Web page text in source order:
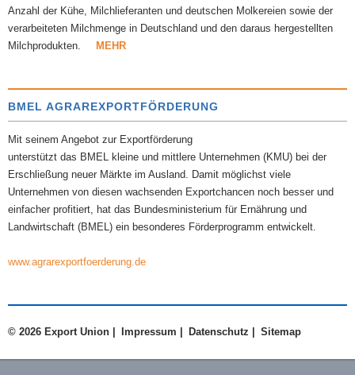
Anzahl der Kühe, Milchlieferanten und deutschen Molkereien sowie der
verarbeiteten Milchmenge in Deutschland und den daraus hergestellten
Milchprodukten.
MEHR
BMEL AGRAREXPORTFÖRDERUNG
Mit seinem Angebot zur Exportförderung
unterstützt das BMEL kleine und mittlere Unternehmen (KMU) bei der
Erschließung neuer Märkte im Ausland. Damit möglichst viele
Unternehmen von diesen wachsenden Exportchancen noch besser und
einfacher profitiert, hat das Bundesministerium für Ernährung und
Landwirtschaft (BMEL) ein besonderes Förderprogramm entwickelt.
www.agrarexportfoerderung.de
© 2026 Export Union | Impressum Datenschutz Sitemap